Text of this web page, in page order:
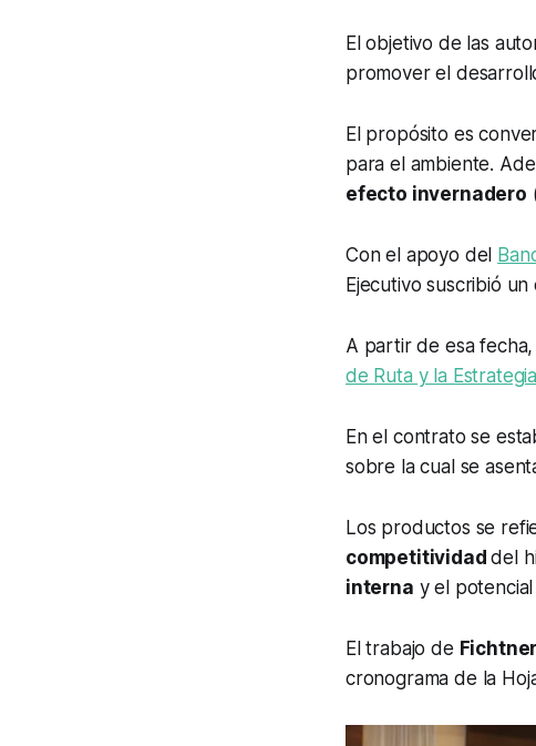
El objetivo de las
promover el
El propósito es
para el ambiente.
efecto invernadero
Con el apoyo del
Ejecutivo suscribió
A partir de esa
de Ruta y la
En el contrato se
sobre la cual se
Los productos se
competitividaddel
interna y el
El trabajo de
cronograma de la